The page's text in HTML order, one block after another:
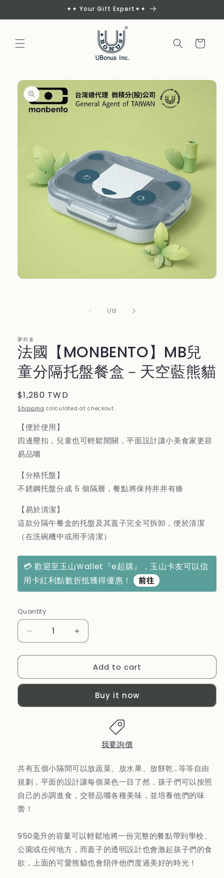
✦✦ Your Gift Expert✦✦
Cart
Skip to
product
information
1 /of
13
夢邦多
法國【MONBENTO】MB兒
童分隔托盤餐盒－天空藍熊貓
Regular
price
$1,280 TWD
Shipping calculated at checkout.
【便於使用】
四邊壓扣，兒童也可輕鬆開關，平面設計讓小美食家更容
易品嚐
【分格托盤】
不銹鋼托盤分成 5 個隔層，餐點將保持井井有條
【易於清潔】
這款分隔午餐盒的托盤及其蓋子完全可拆卸，便於清潔
（在洗碗機中或用手清潔）
💳 歡迎至玉山Ｗallet『e起購』，玉山卡友可以信
用卡紅利點數折抵獲得優惠！ 前往
Quantity
Decrease
quantity
for
國
【MONBENTO】
盤
餐
盒
－
空
藍
熊
Increase
quantity
for
國
【MONBENTO】
盤
餐
盒
空
藍
熊
貓
Add to cart
Buy it now
我要詢價
共有五個小隔間可以放蔬菜、放水果、放餅乾…等等自由
規劃，平面的設計讓每個菜色一目了然，孩子們可以按照
自己的步調進食，交替品嚐各種美味，並培養他們的味
蕾！
950毫升的容量可以輕鬆地將一份完整的餐點帶到學校、
公園或任何地方，而蓋子的透明設計也會激起孩子們的食
欲，上面的可愛熊貓也會陪伴他們度過美好的時光！